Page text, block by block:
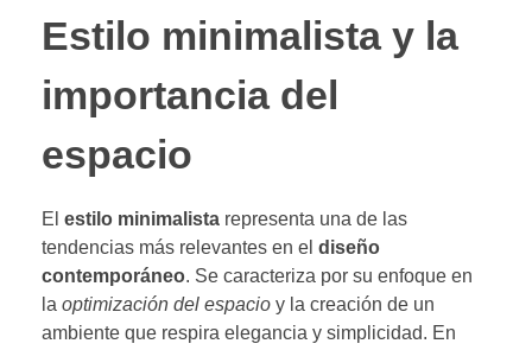
Estilo minimalista y la
importancia del
espacio
El estilo minimalista representa una de las
tendencias más relevantes en el diseño
contemporáneo. Se caracteriza por su enfoque en
la optimización del espacio y la creación de un
ambiente que respira elegancia y simplicidad. En